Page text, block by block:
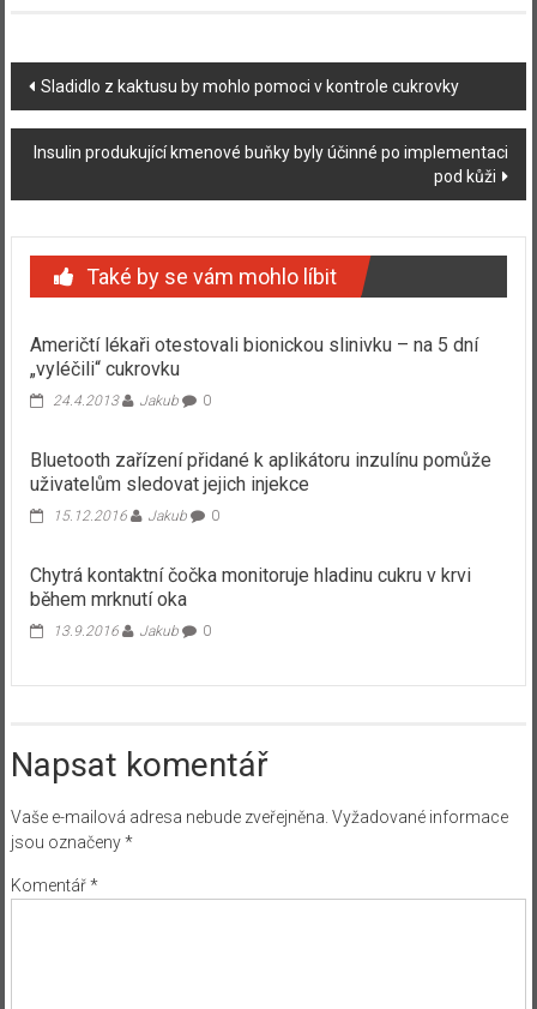
Navigace
příspěvku
Sladidlo z kaktusu by mohlo pomoci v kontrole cukrovky
Insulin produkující kmenové buňky byly účinné po implementaci
pod kůži
Také by se vám mohlo líbit
Američtí lékaři otestovali bionickou slinivku – na 5 dní
„vyléčili“ cukrovku
24.4.2013 Jakub 0
Bluetooth zařízení přidané k aplikátoru inzulínu pomůže
uživatelům sledovat jejich injekce
15.12.2016 Jakub 0
Chytrá kontaktní čočka monitoruje hladinu cukru v krvi
během mrknutí oka
13.9.2016 Jakub 0
Napsat komentář
Vaše e-mailová adresa nebude zveřejněna. Vyžadované informace
jsou označeny*
Komentář*